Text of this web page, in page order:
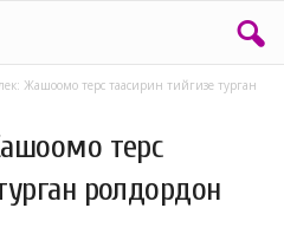
Жашоомо терс таасирин тийгизе турган
терс
ролдордон